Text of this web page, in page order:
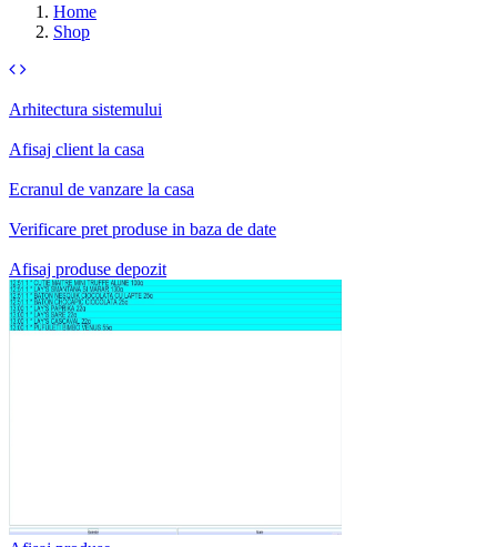
Home
Shop
Arhitectura sistemului
Afisaj client la casa
Ecranul de vanzare la casa
Verificare pret produse in baza de date
Afisaj produse depozit